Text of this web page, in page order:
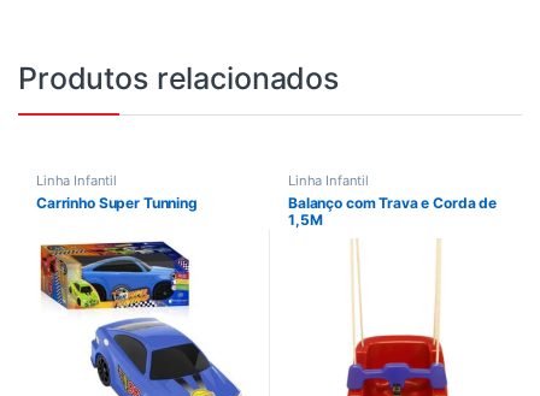
Produtos relacionados
Linha Infantil
Carrinho Super Tunning
Linha Infantil
Balanço com Trava e Corda de
1,5M